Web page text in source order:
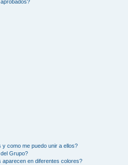
como me puedo unir a ellos?
Grupo?
en diferentes colores?